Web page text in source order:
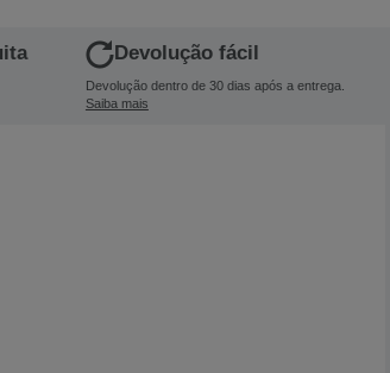
Devolução fácil
Devolução dentro de 30 dias após a entrega.
Saiba mais